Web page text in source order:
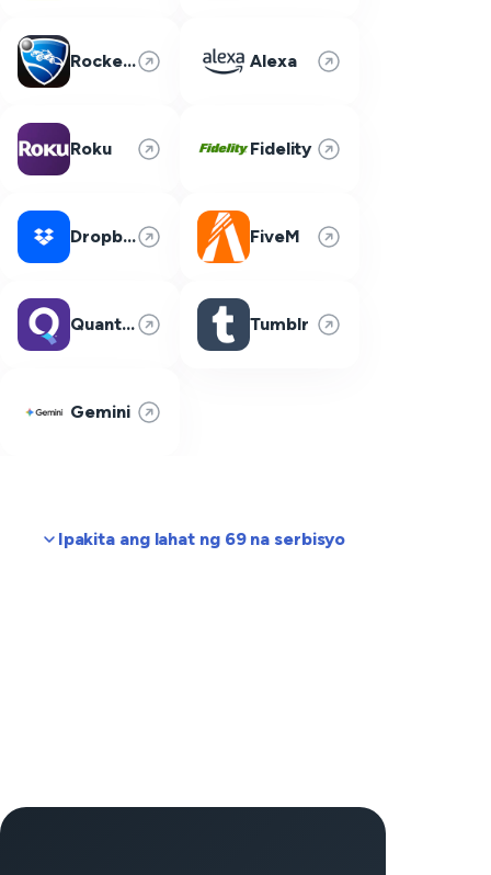
Rocket League Alexa
Roku Fidelity
Dropbox FiveM
Quantum Fiber Tumblr
Gemini
Ipakita ang lahat ng 69 na serbisyo